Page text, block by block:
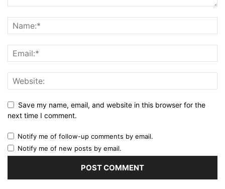
Save my name, email, and website in this browser for the
next time I comment.
Notify me of follow-up comments by email.
Notify me of new posts by email.